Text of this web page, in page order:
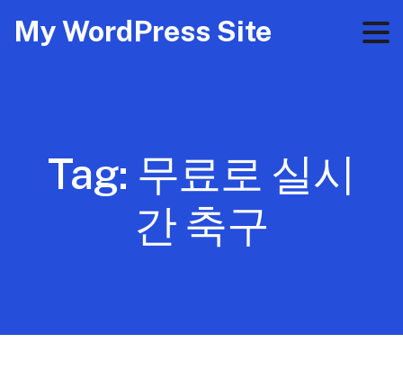
My WordPress Site
Tag: 무료로 실시
간 축구